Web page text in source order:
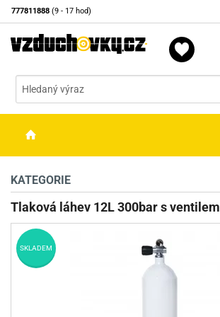
777811888 (9 - 17 hod)
OPTIKA
STŘELIVO
PŘÍSLUŠENSTVÍ
KATEGORIE
Tlaková láhev 12L 300bar s ventilem
SKLADEM